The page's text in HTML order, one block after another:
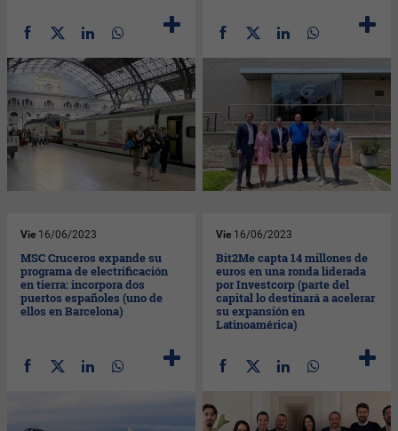
Vie 16/06/2023
MSC Cruceros expande su
programa de electrificación
en tierra: incorpora dos
puertos españoles (uno de
ellos en Barcelona)
Vie 16/06/2023
Bit2Me capta 14 millones de
euros en una ronda liderada
por Investcorp (parte del
capital lo destinará a acelerar
su expansión en
Latinoamérica)